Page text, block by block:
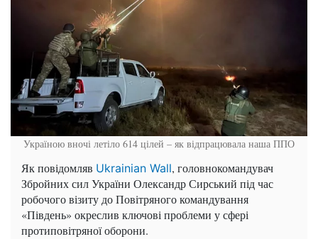
Україною вночі летіло 614 цілей – як відпрацювала наша ППО
Як повідомляв Ukrainian Wall, головнокомандувач
Збройних сил України Олександр Сирський під час
робочого візиту до Повітряного командування
«Південь» окреслив ключові проблеми у сфері
протиповітряної оборони.